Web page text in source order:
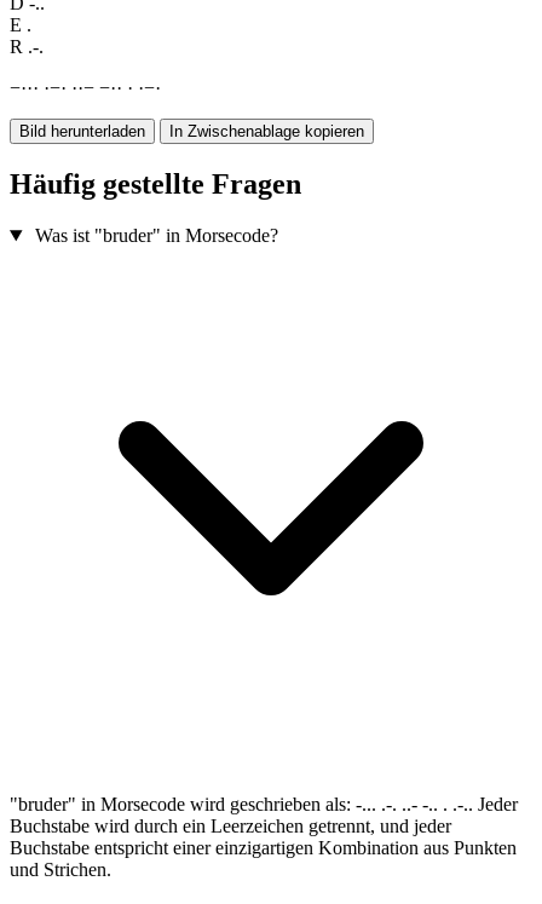
E .
R .-.
−··· ·−· ··− −·· · ·−·
Bild herunterladen In Zwischenablage kopieren
Häufig gestellte Fragen
Was ist "bruder" in Morsecode?
"bruder" in Morsecode wird geschrieben als: -... .-. ..- -.. . .-.. Jeder
Buchstabe wird durch ein Leerzeichen getrennt, und jeder
Buchstabe entspricht einer einzigartigen Kombination aus Punkten
und Strichen.